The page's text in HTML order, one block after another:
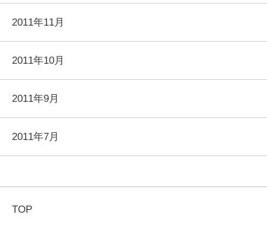
2011年11月
2011年10月
2011年9月
2011年7月
TOP